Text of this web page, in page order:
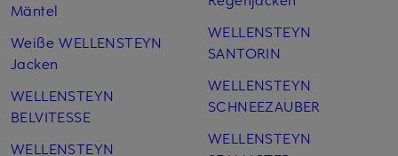
Mäntel
Weiße WELLENSTEYN
Jacken
WELLENSTEYN
BELVITESSE
WELLENSTEYN
WELLENSTEYN
SANTORIN
WELLENSTEYN
SCHNEEZAUBER
WELLENSTEYN